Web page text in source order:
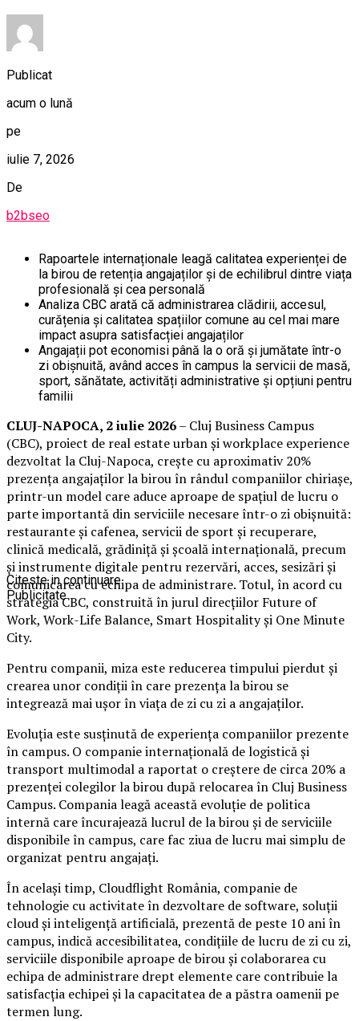
Publicat
acum o lună
pe
iulie 7, 2026
De
b2bseo
Rapoartele internaționale leagă calitatea experienței de
la birou de retenția angajaților și de echilibrul dintre viața
profesională și cea personală
Analiza CBC arată că administrarea clădirii, accesul,
curățenia și calitatea spațiilor comune au cel mai mare
impact asupra satisfacției angajaților
Angajații pot economisi până la o oră și jumătate într-o
zi obișnuită, având acces în campus la servicii de masă,
sport, sănătate, activități administrative și opțiuni pentru
familii
CLUJ-NAPOCA, 2 iulie 2026– Cluj Business Campus
(CBC), proiect de real estate urban și workplace experience
dezvoltat la Cluj-Napoca, crește cu aproximativ 20%
prezența angajaților la birou în rândul companiilor chiriașe,
printr-un model care aduce aproape de spațiul de lucru o
parte importantă din serviciile necesare într-o zi obișnuită:
restaurante și cafenea, servicii de sport și recuperare,
clinică medicală, grădiniță și școală internațională, precum
și instrumente digitale pentru rezervări, acces, sesizări și
comunicarea cu echipa de administrare. Totul, în acord cu
strategia CBC, construită în jurul direcțiilor Future of
Work, Work-Life Balance, Smart Hospitality și One Minute
City.
Pentru companii, miza este reducerea timpului pierdut și
crearea unor condiții în care prezența la birou se
integrează mai ușor în viața de zi cu zi a angajaților.
Evoluția este susținută de experiența companiilor prezente
în campus. O companie internațională de logistică și
transport multimodal a raportat o creștere de circa 20% a
prezenței colegilor la birou după relocarea în Cluj Business
Campus. Compania leagă această evoluție de politica
internă care încurajează lucrul de la birou și de serviciile
disponibile în campus, care fac ziua de lucru mai simplu de
organizat pentru angajați.
În același timp, Cloudflight România, companie de
tehnologie cu activitate în dezvoltare de software, soluții
cloud și inteligență artificială, prezentă de peste 10 ani în
campus, indică accesibilitatea, condițiile de lucru de zi cu zi,
serviciile disponibile aproape de birou și colaborarea cu
echipa de administrare drept elemente care contribuie la
satisfacția echipei și la capacitatea de a păstra oamenii pe
termen lung.
Citeste in continuare
Publicitate